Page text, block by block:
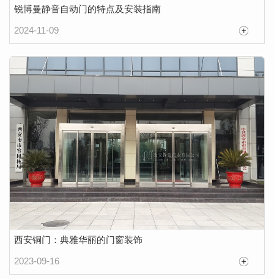
锐博曼静音自动门的特点及安装指南
2024-11-09
西安铜门：典雅华丽的门窗装饰
2023-09-16